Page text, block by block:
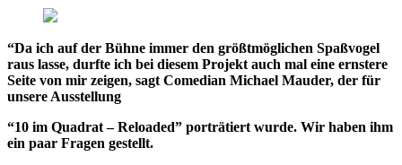
“Da ich auf der Bühne immer den größtmöglichen Spaßvogel
raus lasse, durfte ich bei diesem Projekt auch mal eine ernstere
Seite von mir zeigen, sagt Comedian Michael Mauder, der für
unsere Ausstellung
“10 im Quadrat – Reloaded” porträtiert wurde. Wir haben ihm
ein paar Fragen gestellt.